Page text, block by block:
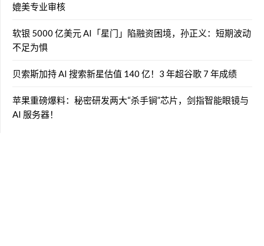
媲美专业审核
软银 5000 亿美元 AI「星门」陷融资困境，孙正义：短期波动
不足为惧
贝索斯加持 AI 搜索新星估值 140 亿！3 年超谷歌 7 年成绩
苹果重磅爆料：秘密研发两大“杀手锏”芯片，剑指智能眼镜与
AI 服务器！